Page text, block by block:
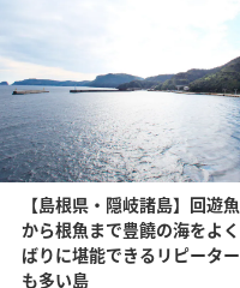
【島根県・隠岐諸島】回遊魚
から根魚まで豊饒の海をよく
ばりに堪能できるリピーター
も多い島